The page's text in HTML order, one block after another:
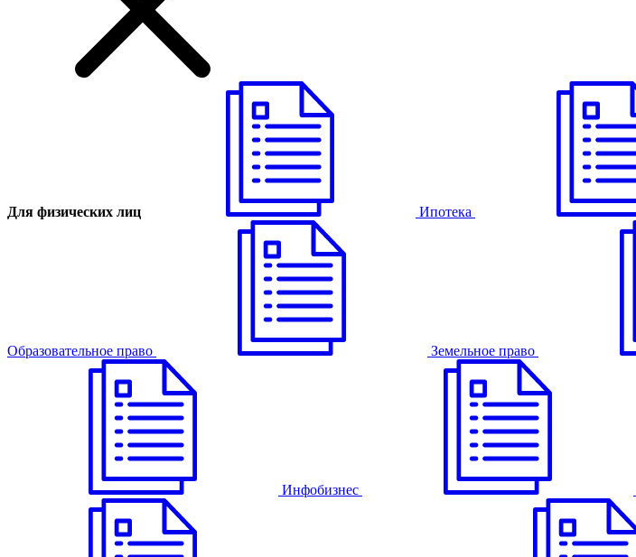
Для физических лиц Ипотека
Образовательное право Земельное право
Инфобизнес